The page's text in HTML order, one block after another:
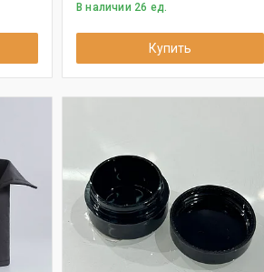
В наличии 26 ед.
Купить